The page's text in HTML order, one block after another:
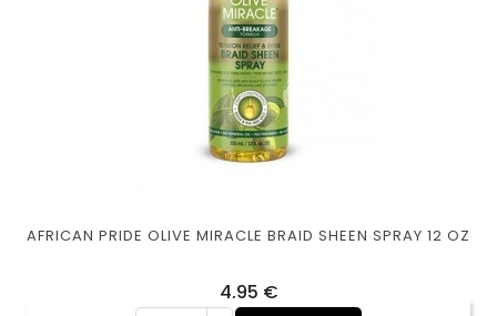
AFRICAN PRIDE OLIVE MIRACLE BRAID SHEEN SPRAY 12 OZ
4,95 €Prix